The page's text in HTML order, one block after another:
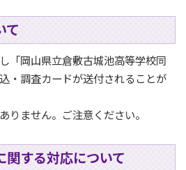
て
「岡山県立倉敷古城池高等学校同
・調査カードが送付されることが
りません。ご注意ください。
関する対応について